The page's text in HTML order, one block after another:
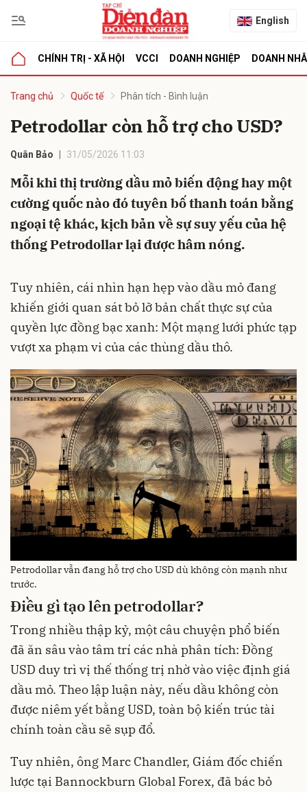
English
CHÍNH TRỊ - XÃ HỘI VCCI DOANH NGHIỆP DOANH
Trang chủ Quốc tế Phân tích - Bình luận
Petrodollar còn hỗ trợ cho USD?
Quân Bảo 31/05/2026 11:03
Mỗi khi thị trường dầu mỏ biến động hay một
cường quốc nào đó tuyên bố thanh toán bằng
ngoại tệ khác, kịch bản về sự suy yếu của hệ
thống Petrodollar lại được hâm nóng.
Tuy nhiên, cái nhìn hạn hẹp vào dầu mỏ đang
khiến giới quan sát bỏ lỡ bản chất thực sự của
quyền lực đồng bạc xanh: Một mạng lưới phức tạp
vượt xa phạm vi của các thùng dầu thô.
Petrodollar vẫn đang hỗ trợ cho USD dù không còn mạnh như
trước.
Điều gì tạo lên petrodollar?
Trong nhiều thập kỷ, một câu chuyện phổ biến
đã ăn sâu vào tâm trí các nhà phân tích: Đồng
USD duy trì vị thế thống trị nhờ vào việc định giá
dầu mỏ. Theo lập luận này, nếu dầu không còn
được niêm yết bằng USD, toàn bộ kiến trúc tài
chính toàn cầu sẽ sụp đổ.
Tuy nhiên, ông Marc Chandler, Giám đốc chiến
lược tại Bannockburn Global Forex, đã bác bỏ
luận
Hủy